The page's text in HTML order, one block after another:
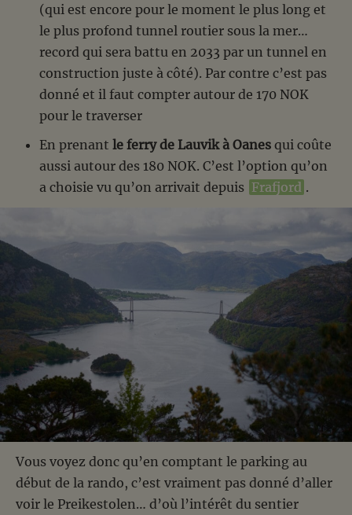
(qui est encore pour le moment le plus long et
le plus profond tunnel routier sous la mer…
record qui sera battu en 2033 par un tunnel en
construction juste à côté). Par contre c’est pas
donné et il faut compter autour de 170 NOK
pour le traverser
En prenant le ferry de Lauvik à Oanes qui coûte
aussi autour des 180 NOK. C’est l’option qu’on
a choisie vu qu’on arrivait depuis Frafjord .
Vous voyez donc qu’en comptant le parking au
début de la rando, c’est vraiment pas donné d’aller
voir le Preikestolen… d’où l’intérêt du sentier